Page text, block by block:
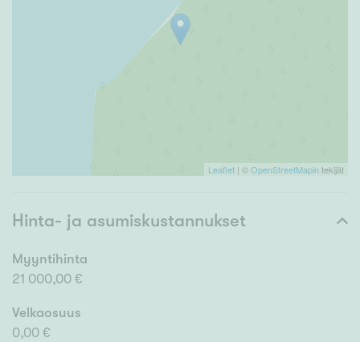
Leaflet | ©OpenStreetMapintekijät
Hinta- ja asumiskustannukset
Myyntihinta
21 000,00 €
Velkaosuus
0,00 €